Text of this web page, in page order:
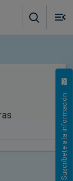
Suscríbete a la información